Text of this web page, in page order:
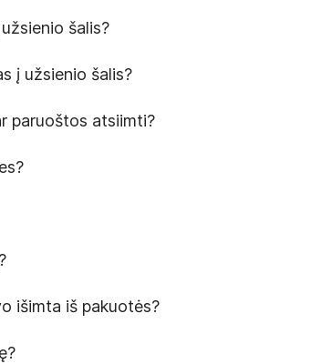
šalis?
į užsienio šalis?
paruoštos atsiimti?
išimta iš pakuotės?